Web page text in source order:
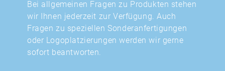
Bei allgemeinen Fragen zu Produkten stehen
wir Ihnen jederzeit zur Verfügung. Auch
Fragen zu speziellen Sonderanfertigungen
oder Logoplatzierungen werden wir gerne
sofort beantworten.